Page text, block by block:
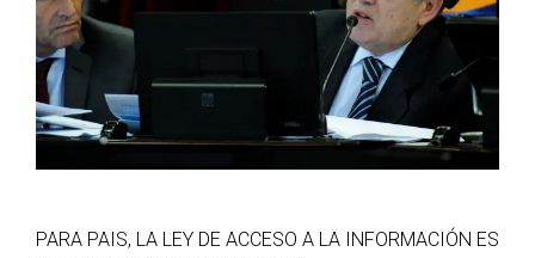
PARA PAIS, LA LEY DE ACCESO A LA INFORMACIÓN ES